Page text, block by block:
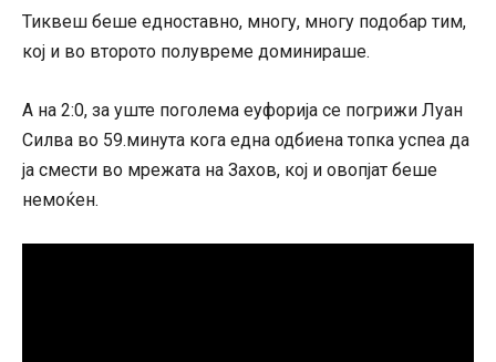
Тиквеш беше едноставно, многу, многу подобар тим,
кој и во второто полувреме доминираше.
А на 2:0, за уште поголема еуфорија се погрижи Луан
Силва во 59.минута кога една одбиена топка успеа да
ја смести во мрежата на Захов, кој и овопјат беше
немоќен.